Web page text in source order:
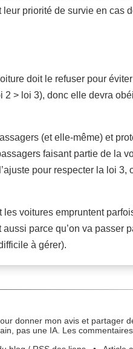
priorité de survie en cas
doit le refuser pour
> loi 3), donc elle devra
(et elle-même) et
faisant partie de la
pour respecter la loi
voitures empruntent
parce qu’on va passer
à gérer).
donner mon avis et partager
pas une IA. Les